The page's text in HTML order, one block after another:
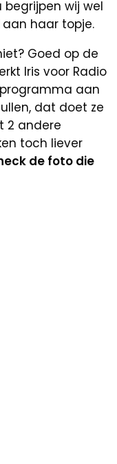
begrijpen wij wel
haar topje.
Goed op de
Iris voor Radio
aan
dat doet ze
2 andere
toch liever
de foto die